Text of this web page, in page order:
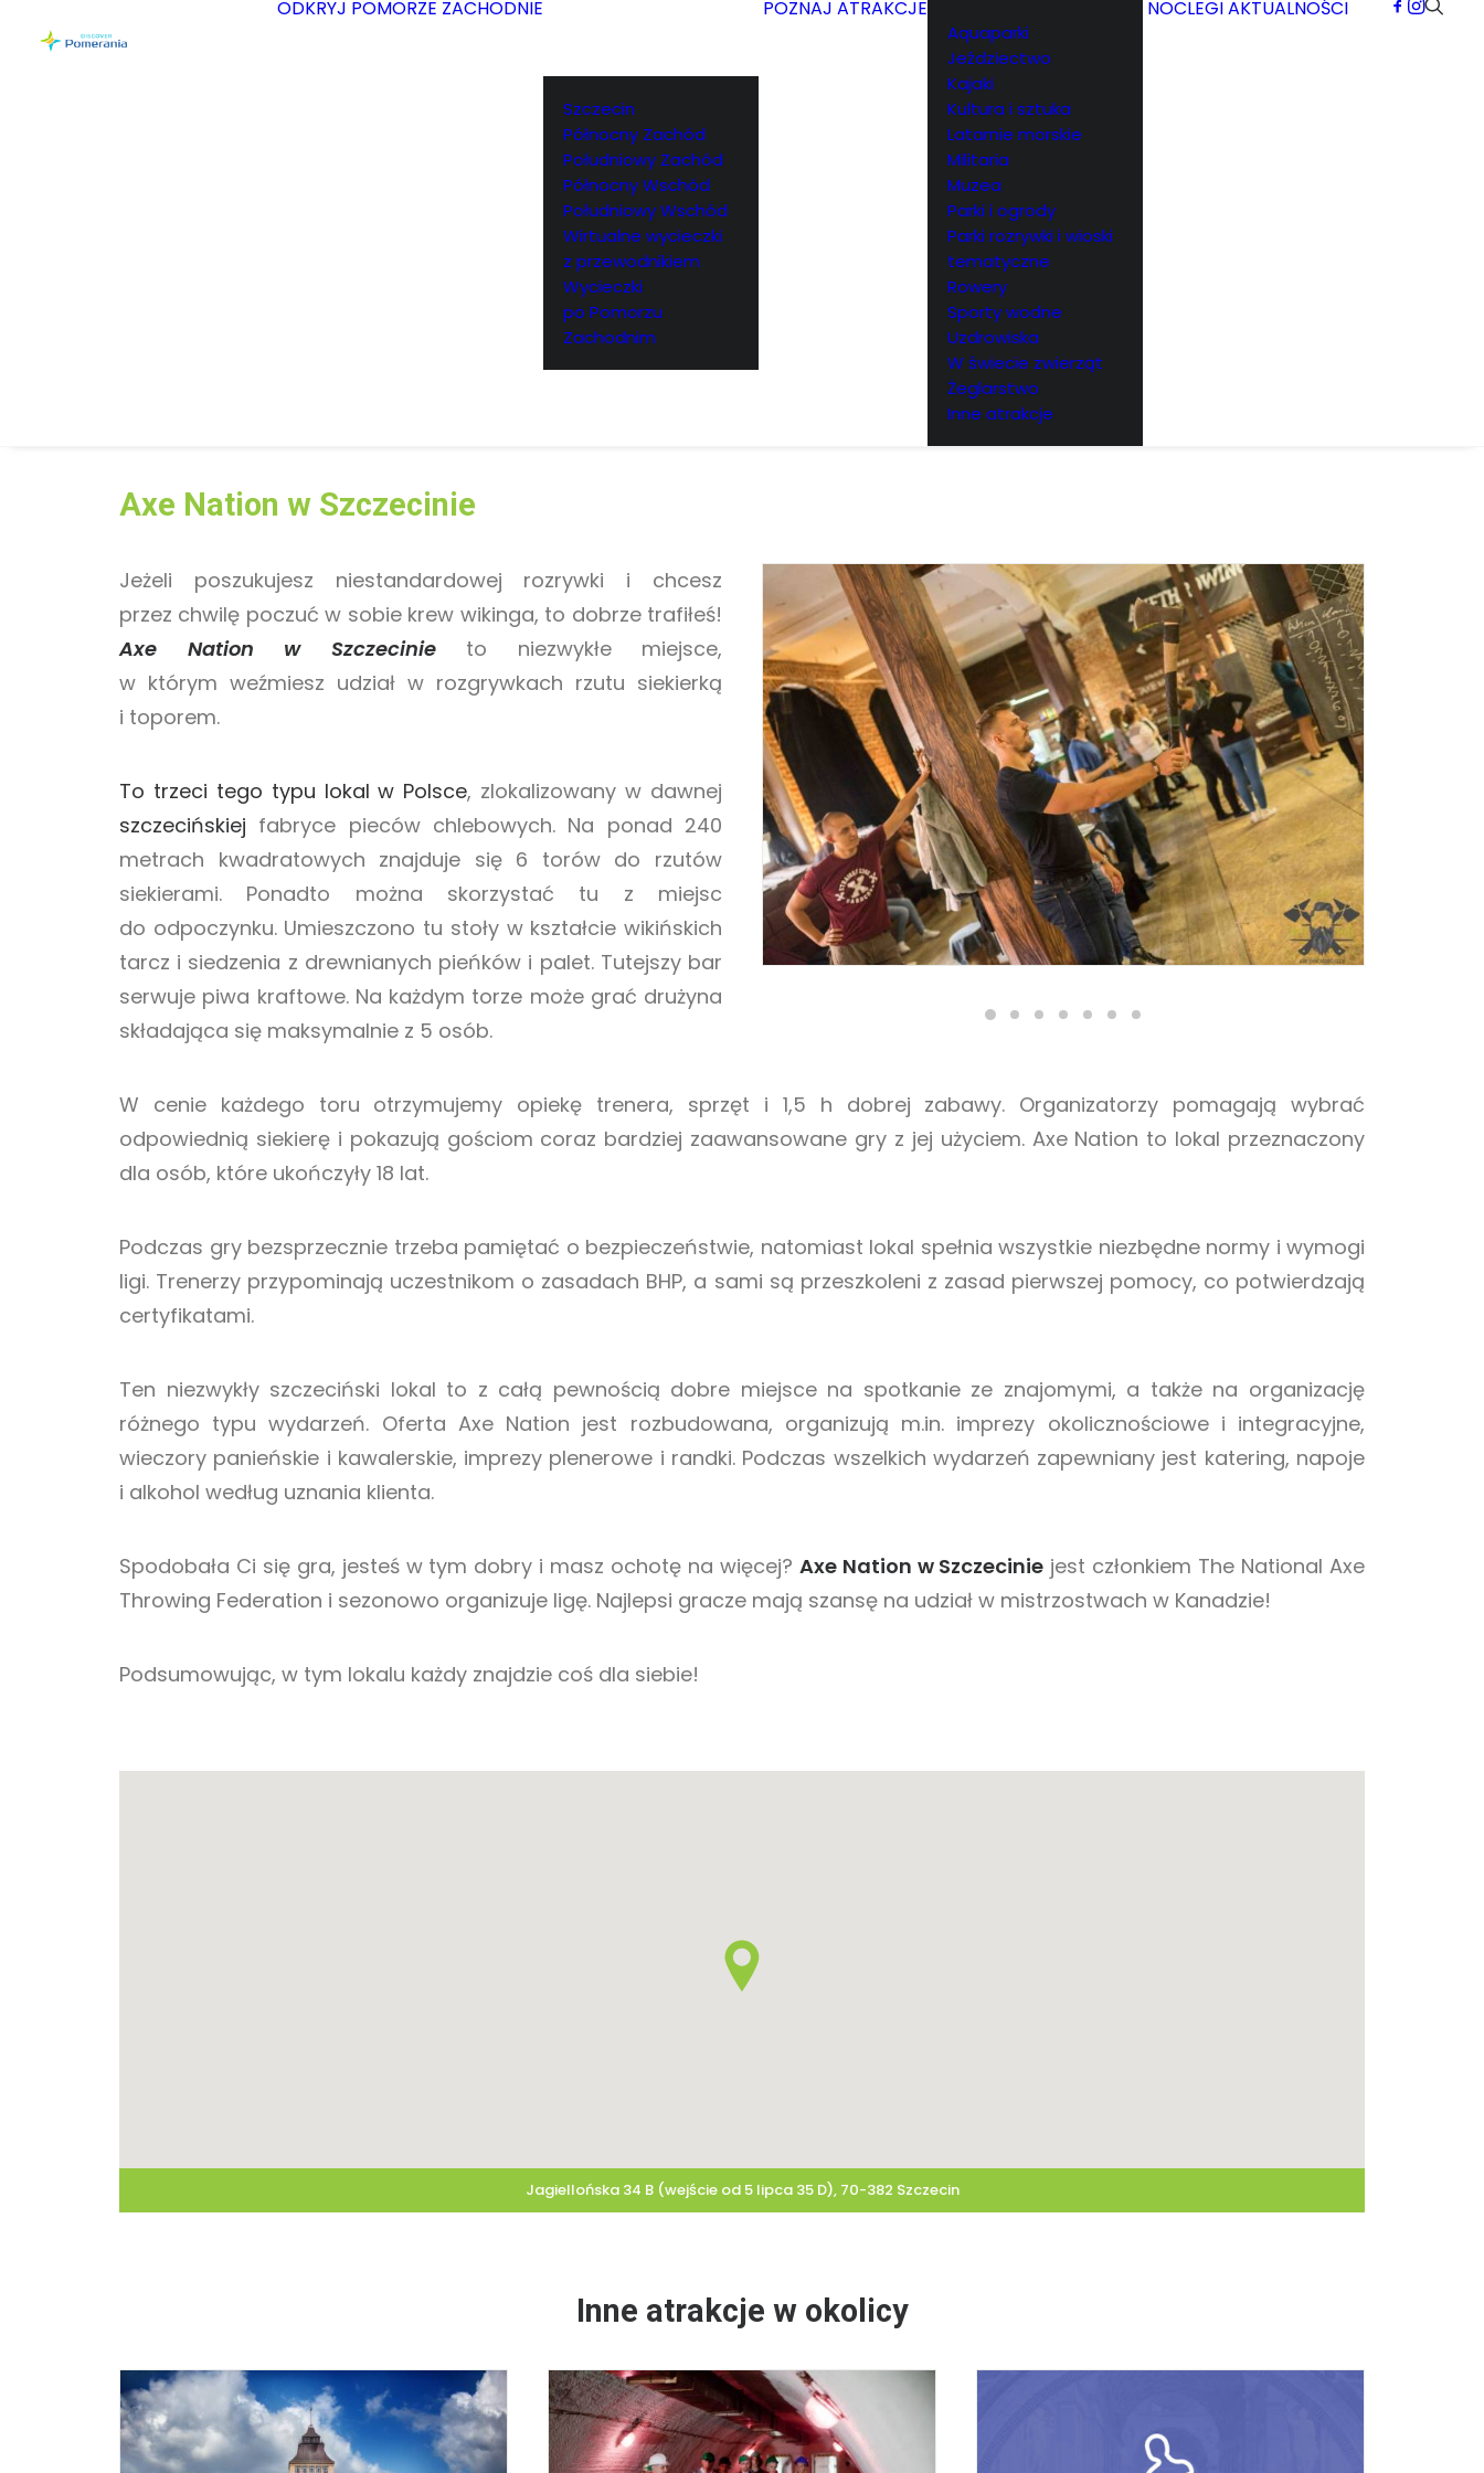
ODKRYJ POMORZE ZACHODNIE
Szczecin
Północny Zachód
Południowy Zachód
Północny Wschód
Południowy Wschód
Wirtualne wycieczki
z przewodnikiem
Wycieczki
po Pomorzu
Zachodnim
POZNAJ ATRAKCJE
Aquaparki
Jeździectwo
Kajaki
Kultura i sztuka
Latarnie morskie
Militaria
Muzea
Parki i ogrody
Parki rozrywki i wioski
tematyczne
Rowery
Sporty wodne
Uzdrowiska
W świecie zwierząt
Żeglarstwo
Inne atrakcje
NOCLEGIAKTUALNOŚCI
Axe Nation w Szczecinie
Jeżeli poszukujesz niestandardowej rozrywki i chcesz
przez chwilę poczuć w sobie krew wikinga, to dobrze trafiłeś!
Axe Nation w Szczecinieto niezwykłe miejsce,
w którym weźmiesz udział w rozgrywkach rzutu siekierką
i toporem.
To trzeci tego typu lokal w Polsce, zlokalizowany w dawnej
szczecińskiej fabryce pieców chlebowych. Na ponad 240
metrach kwadratowych znajduje się 6 torów do rzutów
siekierami. Ponadto można skorzystać tu z miejsc
do odpoczynku. Umieszczono tu stoły w kształcie wikińskich
tarcz i siedzenia z drewnianych pieńków i palet. Tutejszy bar
serwuje piwa kraftowe. Na każdym torze może grać drużyna
składająca się maksymalnie z 5 osób.
W cenie każdego toru otrzymujemy opiekę trenera, sprzęt i 1,5 h dobrej zabawy. Organizatorzy pomagają wybrać
odpowiednią siekierę i pokazują gościom coraz bardziej zaawansowane gry z jej użyciem. Axe Nation to lokal przeznaczony
dla osób, które ukończyły 18 lat.
Podczas gry bezsprzecznie trzeba pamiętać o bezpieczeństwie, natomiast lokal spełnia wszystkie niezbędne normy i wymogi
ligi. Trenerzy przypominają uczestnikom o zasadach BHP, a sami są przeszkoleni z zasad pierwszej pomocy, co potwierdzają
certyfikatami.
Ten niezwykły szczeciński lokal to z całą pewnością dobre miejsce na spotkanie ze znajomymi, a także na organizację
różnego typu wydarzeń. Oferta Axe Nation jest rozbudowana, organizują m.in. imprezy okolicznościowe i integracyjne,
wieczory panieńskie i kawalerskie, imprezy plenerowe i randki. Podczas wszelkich wydarzeń zapewniany jest katering, napoje
i alkohol według uznania klienta.
Spodobała Ci się gra, jesteś w tym dobry i masz ochotę na więcej? Axe Nation w Szczecinie jest członkiem The National Axe
Throwing Federation i sezonowo organizuje ligę. Najlepsi gracze mają szansę na udział w mistrzostwach w Kanadzie!
Podsumowując, w tym lokalu każdy znajdzie coś dla siebie!
Jagiellońska 34 B (wejście od 5 lipca 35 D), 70-382 Szczecin
Inne atrakcje w okolicy